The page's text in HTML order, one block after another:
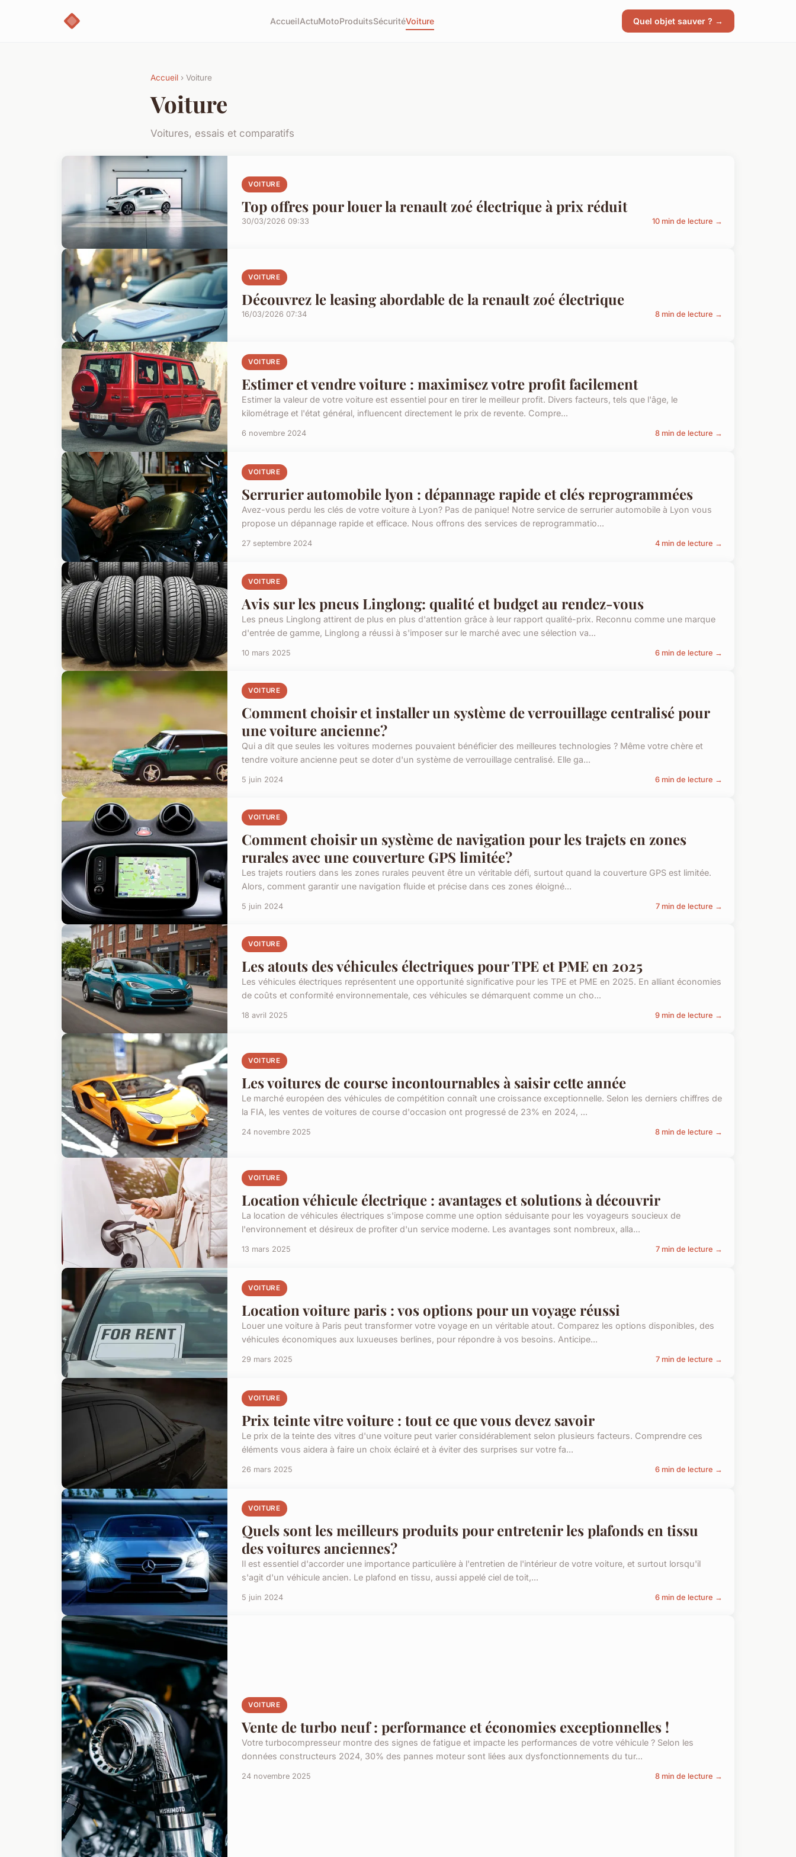
AccueilActuMotoProduitsSécuritéVoiture Quel objet sauver ? →
Accueil › Voiture
Voiture
Voitures, essais et comparatifs
VOITURE
Top offres pour louer la renault zoé électrique à prix réduit
30/03/2026 09:33 10 min de lecture →
VOITURE
Découvrez le leasing abordable de la renault zoé électrique
16/03/2026 07:34 8 min de lecture →
VOITURE
Estimer et vendre voiture : maximisez votre profit facilement
Estimer la valeur de votre voiture est essentiel pour en tirer le meilleur profit. Divers facteurs, tels que l'âge, le
kilométrage et l'état général, influencent directement le prix de revente. Compre...
6 novembre 2024 8 min de lecture →
VOITURE
Serrurier automobile lyon : dépannage rapide et clés reprogrammées
Avez-vous perdu les clés de votre voiture à Lyon? Pas de panique! Notre service de serrurier automobile à Lyon vous
propose un dépannage rapide et efficace. Nous offrons des services de reprogrammatio...
27 septembre 2024 4 min de lecture →
VOITURE
Avis sur les pneus Linglong: qualité et budget au rendez-vous
Les pneus Linglong attirent de plus en plus d'attention grâce à leur rapport qualité-prix. Reconnu comme une marque
d'entrée de gamme, Linglong a réussi à s'imposer sur le marché avec une sélection va...
10 mars 2025 6 min de lecture →
VOITURE
Comment choisir et installer un système de verrouillage centralisé pour
une voiture ancienne?
Qui a dit que seules les voitures modernes pouvaient bénéficier des meilleures technologies ? Même votre chère et
tendre voiture ancienne peut se doter d'un système de verrouillage centralisé. Elle ga...
5 juin 2024 6 min de lecture →
VOITURE
Comment choisir un système de navigation pour les trajets en zones
rurales avec une couverture GPS limitée?
Les trajets routiers dans les zones rurales peuvent être un véritable défi, surtout quand la couverture GPS est limitée.
Alors, comment garantir une navigation fluide et précise dans ces zones éloigné...
5 juin 2024 7 min de lecture →
VOITURE
Les atouts des véhicules électriques pour TPE et PME en 2025
Les véhicules électriques représentent une opportunité significative pour les TPE et PME en 2025. En alliant économies
de coûts et conformité environnementale, ces véhicules se démarquent comme un cho...
18 avril 2025 9 min de lecture →
VOITURE
Les voitures de course incontournables à saisir cette année
Le marché européen des véhicules de compétition connaît une croissance exceptionnelle. Selon les derniers chiffres de
la FIA, les ventes de voitures de course d'occasion ont progressé de 23% en 2024, ...
24 novembre 2025 8 min de lecture →
VOITURE
Location véhicule électrique : avantages et solutions à découvrir
La location de véhicules électriques s'impose comme une option séduisante pour les voyageurs soucieux de
l'environnement et désireux de profiter d'un service moderne. Les avantages sont nombreux, alla...
13 mars 2025 7 min de lecture →
VOITURE
Location voiture paris : vos options pour un voyage réussi
Louer une voiture à Paris peut transformer votre voyage en un véritable atout. Comparez les options disponibles, des
véhicules économiques aux luxueuses berlines, pour répondre à vos besoins. Anticipe...
29 mars 2025 7 min de lecture →
VOITURE
Prix teinte vitre voiture : tout ce que vous devez savoir
Le prix de la teinte des vitres d'une voiture peut varier considérablement selon plusieurs facteurs. Comprendre ces
éléments vous aidera à faire un choix éclairé et à éviter des surprises sur votre fa...
26 mars 2025 6 min de lecture →
VOITURE
Quels sont les meilleurs produits pour entretenir les plafonds en tissu
des voitures anciennes?
Il est essentiel d'accorder une importance particulière à l'entretien de l'intérieur de votre voiture, et surtout lorsqu'il
s'agit d'un véhicule ancien. Le plafond en tissu, aussi appelé ciel de toit,...
5 juin 2024 6 min de lecture →
VOITURE
Vente de turbo neuf : performance et économies exceptionnelles !
Votre turbocompresseur montre des signes de fatigue et impacte les performances de votre véhicule ? Selon les
données constructeurs 2024, 30% des pannes moteur sont liées aux dysfonctionnements du tur...
24 novembre 2025 8 min de lecture →